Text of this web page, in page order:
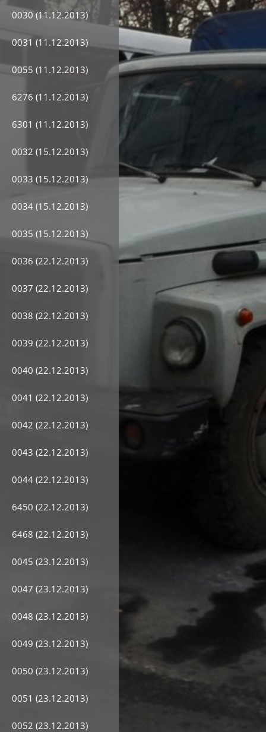
0030 (11.12.2013)
0031 (11.12.2013)
0055 (11.12.2013)
6276 (11.12.2013)
6301 (11.12.2013)
0032 (15.12.2013)
0033 (15.12.2013)
0034 (15.12.2013)
0035 (15.12.2013)
0036 (22.12.2013)
0037 (22.12.2013)
0038 (22.12.2013)
0039 (22.12.2013)
0040 (22.12.2013)
0041 (22.12.2013)
0042 (22.12.2013)
0043 (22.12.2013)
0044 (22.12.2013)
6450 (22.12.2013)
6468 (22.12.2013)
0045 (23.12.2013)
0047 (23.12.2013)
0048 (23.12.2013)
0049 (23.12.2013)
0050 (23.12.2013)
0051 (23.12.2013)
0052 (23.12.2013)